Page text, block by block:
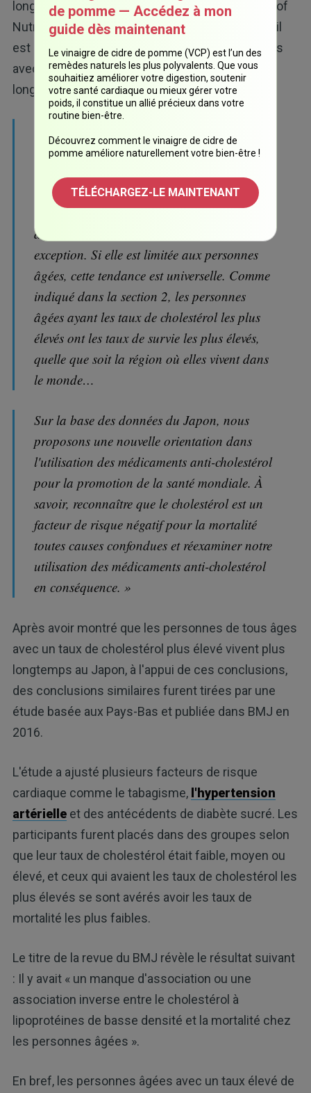
longue étude japonaise publiée dans les Annals of
Nutrition & Metabolism. Dans l'étude présentée, il
est indiqué que quel que soit l'âge, les personnes
avec un taux de cholestérol élevé vivent plus
longtemps :
inverse entre la mortalité toutes causes
lipoprotéines de basse densité [LDL]) : la
mortalité est la plus élevée dans le groupe
avec le cholestérol le plus faible, sans
exception. Si elle est limitée aux personnes
âgées, cette tendance est universelle. Comme
indiqué dans la section 2, les personnes
âgées ayant les taux de cholestérol les plus
élevés ont les taux de survie les plus élevés,
quelle que soit la région où elles vivent dans
le monde…
Sur la base des données du Japon, nous
proposons une nouvelle orientation dans
l'utilisation des médicaments anti-cholestérol
pour la promotion de la santé mondiale. À
savoir, reconnaître que le cholestérol est un
facteur de risque négatif pour la mortalité
toutes causes confondues et réexaminer notre
utilisation des médicaments anti-cholestérol
en conséquence. »
Après avoir montré que les personnes de tous âges
avec un taux de cholestérol plus élevé vivent plus
longtemps au Japon, à l'appui de ces conclusions,
des conclusions similaires furent tirées par une
étude basée aux Pays-Bas et publiée dans BMJ en
2016.
L'étude a ajusté plusieurs facteurs de risque
cardiaque comme le tabagisme, l'hypertension
artérielleet des antécédents de diabète sucré. Les
participants furent placés dans des groupes selon
que leur taux de cholestérol était faible, moyen ou
élevé, et ceux qui avaient les taux de cholestérol les
plus élevés se sont avérés avoir les taux de
mortalité les plus faibles.
Le titre de la revue du BMJ révèle le résultat suivant
: Il y avait « un manque d'association ou une
association inverse entre le cholestérol à
lipoprotéines de basse densité et la mortalité chez
les personnes âgées ».
En bref, les personnes âgées avec un taux élevé de
de pomme — Accédez à mon
guide dès maintenant
Le vinaigre de cidre de pomme (VCP) est l’un des
remèdes naturels les plus polyvalents. Que vous
souhaitiez améliorer votre digestion, soutenir
votre santé cardiaque ou mieux gérer votre
poids, il constitue un allié précieux dans votre
routine bien-être.
Découvrez comment le vinaigre de cidre de
pomme améliore naturellement votre bien-être !
TÉLÉCHARGEZ-LE MAINTENANT